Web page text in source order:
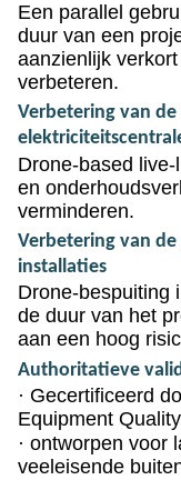
Een parallel
duur van een
aanzienlijk
verbeteren.
Verbetering van
Drone-based
en
verminderen.
Verbetering van
installaties
Drone-bespuiting
de duur van het
aan een hoog
Authoritatieve
· Gecertificeerd
Equipment
· ontworpen voor
veeleisende